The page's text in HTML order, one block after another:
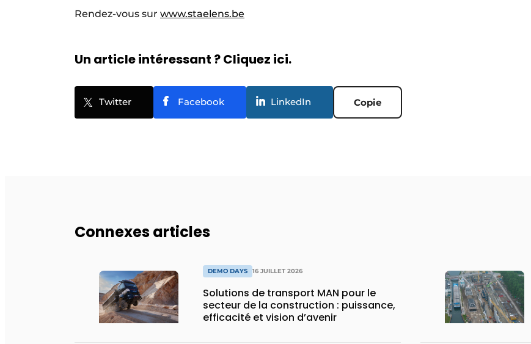
Rendez-vous sur www.staelens.be
Un article intéressant ? Cliquez ici.
Twitter Facebook LinkedIn Copie
Connexes articles
DEMO DAYS 16 JUILLET 2026
Solutions de transport MAN pour le
secteur de la construction : puissance,
efficacité et vision d’avenir